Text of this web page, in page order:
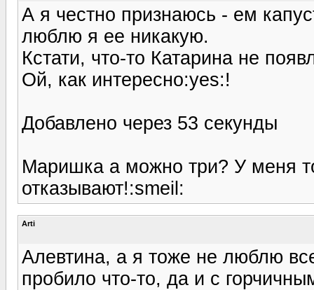
А я честно признаюсь - ем
люблю я ее никакую.
Кстати, что-то Катарина не
Ой, как интересно:yes:!
Добавлено через 53 секунды
Маришка а можно три? У меня
отказывают!:smeil:
Arti
Алевтина, а я тоже не люблю
пробило что-то, да и с